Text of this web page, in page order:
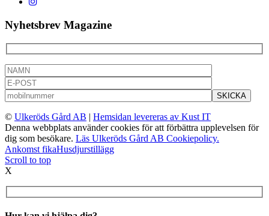
Nyhetsbrev Magazine
© Ulkeröds Gård AB | Hemsidan levereras av Kust IT
Denna webbplats använder cookies för att förbättra upplevelsen för
dig som besökare. Läs Ulkeröds Gård AB Cookiepolicy.
Ankomst fikaHusdjurstillägg
Scroll to top
X